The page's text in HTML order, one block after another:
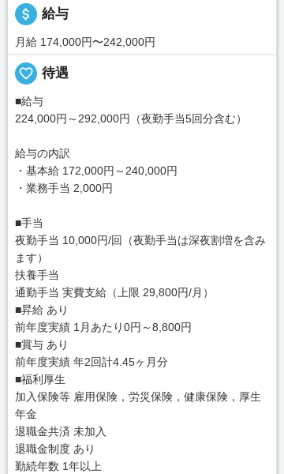
attach_money 給与
月給 174,000円〜242,000円
favorite_border 待遇
■給与
224,000円～292,000円（夜勤手当5回分含む）
給与の内訳
・基本給 172,000円～240,000円
・業務手当 2,000円
■手当
夜勤手当 10,000円/回（夜勤手当は深夜割増を含み
ます）
扶養手当
通勤手当 実費支給（上限 29,800円/月）
■昇給 あり
前年度実績 1月あたり0円～8,800円
■賞与 あり
前年度実績 年2回計4.45ヶ月分
■福利厚生
加入保険等 雇用保険，労災保険，健康保険，厚生
年金
退職金共済 未加入
退職金制度 あり
勤続年数 1年以上